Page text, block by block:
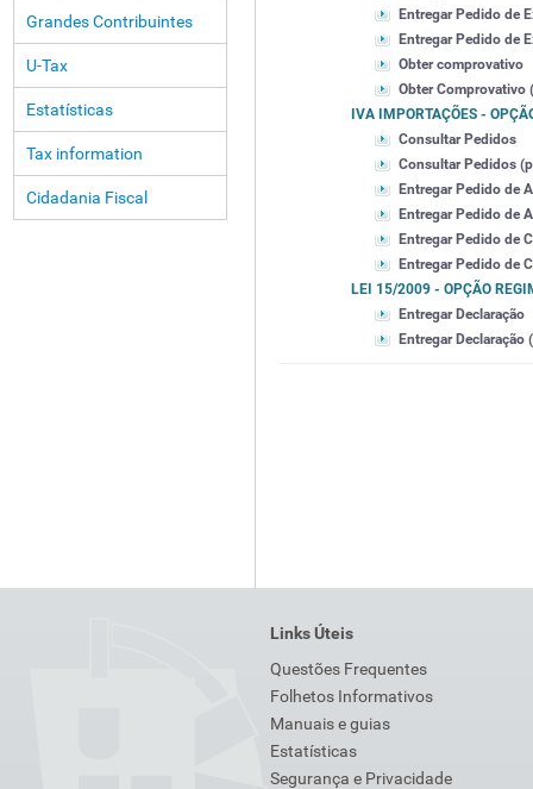
Grandes Contribuintes
U-Tax
Estatísticas
Tax information
Cidadania Fiscal
Entregar Pedido de
Entregar Pedido de
Obter comprovativo
Obter Comprovativo
IVA IMPORTAÇÕES -
Consultar Pedidos
Consultar Pedidos
Entregar Pedido de
Entregar Pedido de
Entregar Pedido de
Entregar Pedido de
LEI 15/2009 - OPÇÃO
Entregar Declaração
Entregar
Links Úteis
Questões Frequentes
Folhetos Informativos
Manuais e guias
Estatísticas
Segurança e Privacidade